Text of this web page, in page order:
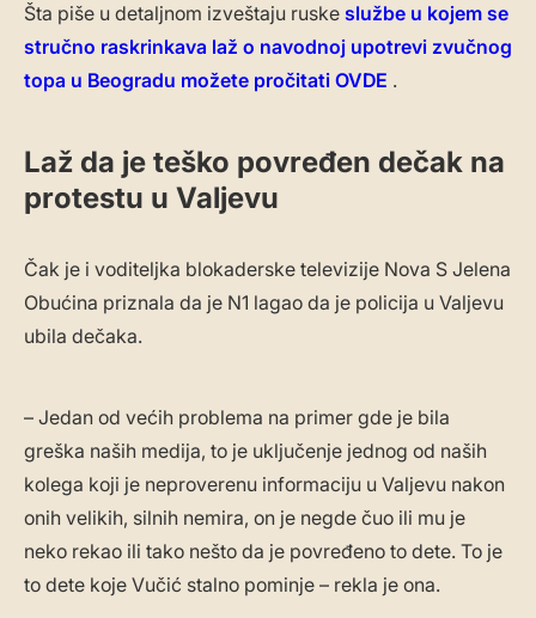
Šta piše u detaljnom izveštaju ruske službe u kojem se
stručno raskrinkava laž o navodnoj upotrevi zvučnog
topa u Beogradu možete pročitati OVDE .
Laž da je teško povređen dečak na
protestu u Valjevu
Čak je i voditeljka blokaderske televizije Nova S Jelena
Obućina priznala da je N1 lagao da je policija u Valjevu
ubila dečaka.
– Jedan od većih problema na primer gde je bila
greška naših medija, to je uključenje jednog od naših
kolega koji je neproverenu informaciju u Valjevu nakon
onih velikih, silnih nemira, on je negde čuo ili mu je
neko rekao ili tako nešto da je povređeno to dete. To je
to dete koje Vučić stalno pominje – rekla je ona.